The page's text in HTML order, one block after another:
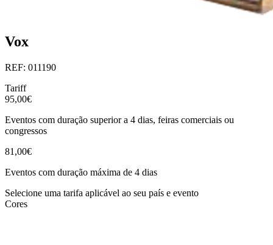
Vox
REF: 011190
Tariff
95,00€
Eventos com duração superior a 4 dias, feiras comerciais ou
congressos
81,00€
Eventos com duração máxima de 4 dias
Selecione uma tarifa aplicável ao seu país e evento
Cores